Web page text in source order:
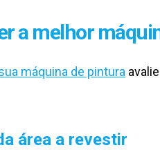
a melhor
máquina de pintura
área a revestir